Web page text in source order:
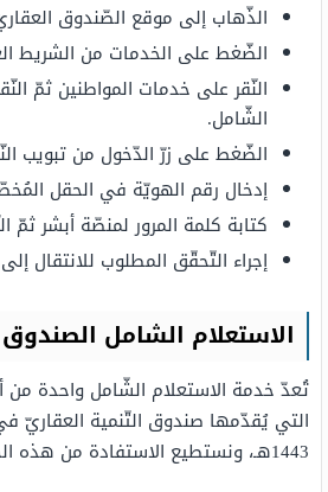
الذّهاب إلى موقع الصّندوق
الضّغط على الخدمات من الشريط
النّقر على خدمات المواطنين ثمّ
الشّامل.
الضّغط على زرّ الدّخول من تبويب
إدخال رقم الهويّة في الحقل
كتابة كلمة المرور لمنصّة أبشر ثمّ
إجراء التّحقّق المطلوب للانتقال
الاستعلام الشامل الصندوق
تُعدّ خدمة الاستعلام الشّامل واحدة من
التي يُقدّمها صندوق التّنمية العقاريّ
1443هـ، ونستطيع الاستفادة من هذه الخدمة كما يأتي: